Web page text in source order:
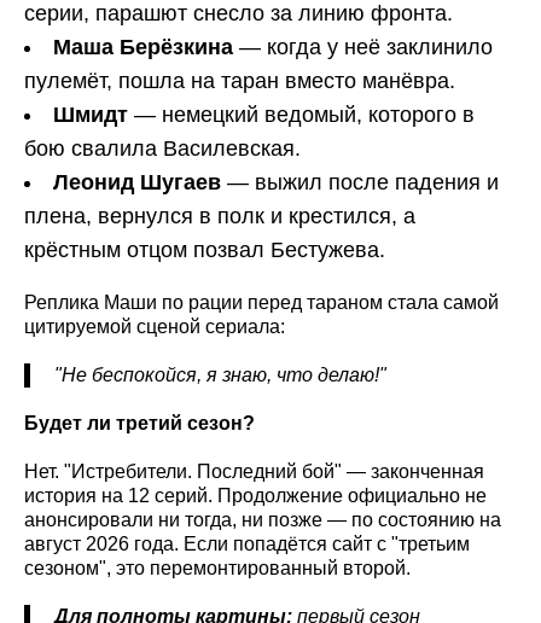
серии, парашют снесло за линию фронта.
Маша Берёзкина — когда у неё заклинило
пулемёт, пошла на таран вместо манёвра.
Шмидт — немецкий ведомый, которого в
бою свалила Василевская.
Леонид Шугаев — выжил после падения и
плена, вернулся в полк и крестился, а
крёстным отцом позвал Бестужева.
Реплика Маши по рации перед тараном стала самой
цитируемой сценой сериала:
"Не беспокойся, я знаю, что делаю!"
Будет ли третий сезон?
Нет. "Истребители. Последний бой" — законченная
история на 12 серий. Продолжение официально не
анонсировали ни тогда, ни позже — по состоянию на
август 2026 года. Если попадётся сайт с "третьим
сезоном", это перемонтированный второй.
Для полноты картины: первый сезон